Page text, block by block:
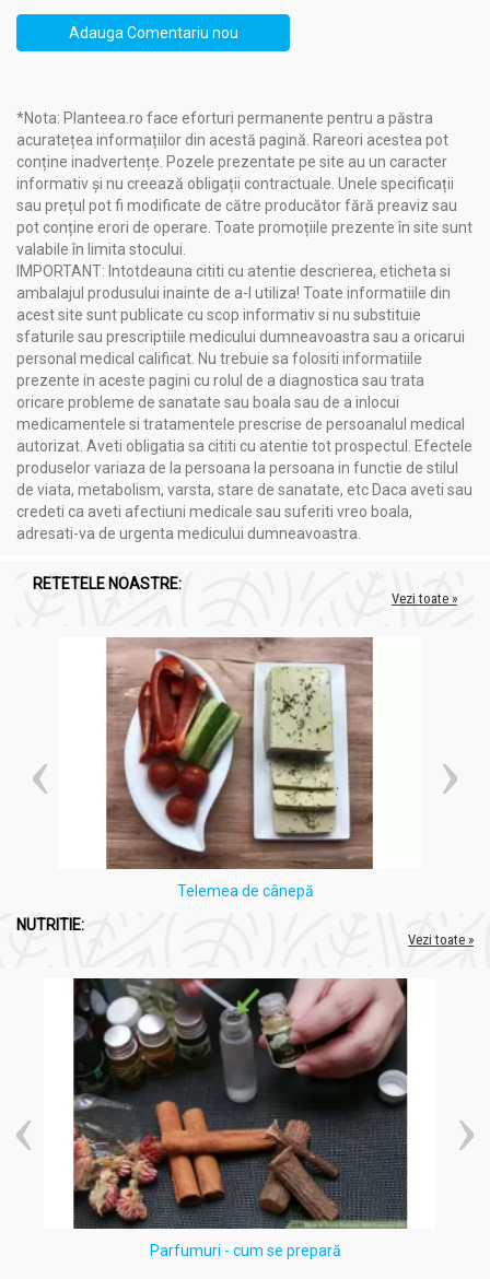
Busuioc ursesc (Allium Ursinum) (extract fluid
hidroalcoolic) - 30mg
Brândușă de primăvară (Ranunculus Ficaria) (extract
30mg
Excipienți naturali
Ingrediente 100% naturale
Produs in: România
Membru fondator "Planta Romanica"
Acțiuni și Recomandări:
UrsoMax [Detoxifiant eficient AntiAterogen] 40cp - ELIDOR
Beneficii:
Adjuvant Detoxifiant Eficient:Contribuie la eliminarea
eficientă a toxinelor din organism.
Antiaterogen:Ajută la reducerea riscului de
ateroscleroză, protejând arterele.
Mineralizant: Asigură aportul necesar de minerale
esențiale pentru echilibrul organismului.
Depurativ:Contribuie la curățarea și detoxifierea
Diuretic:Favorizează eliminarea excesului de lichide din
Hipotensor:Ajută la menținerea unei tensiuni arteriale
sănătoase.
Vasodilatator:Dilată vasele de sânge, facilitând
circulația și reducând tensiunea arterială.
Hipocolesterolemiant:Contribuie la scăderea nivelului de
colesterol în sânge.
Hipoglicemiant: Ajută la menținerea unui nivel adecvat al
glucozei în sânge.
Hemostatic:Sprijină oprirea sângerărilor și menținerea
coagulării normale.
Stomahic:Susține funcția stomacului și a tractului
Antihelmintic:
Indicații:
Profilaxia Aterosclerozei:Previne acumularea de plăci
de aterom pe pereții arterelor.
Controlul Sindromului Metabolic:Ajută la menținerea
unui metabolism sănătos și previne apariția neoplaziilor.
Probleme Tiroidiene:
Sprijină funcționarea tiroidiană în
cazuri de hipotiroidism sau hipertiroidism.
Diabet Zaharat Tip I și II:Contribuie la menținerea
echilibrului glucozei în sânge.
Dislipidemie Mixtă:Ajută în gestionarea nivelurilor
anormale de grăsimi din sânge.
Convalescență:Potențează recuperarea după perioade
Adauga Comentariu nou
*Nota: Planteea.ro face eforturi permanente pentru a păstra
acuratețea informațiilor din acestă pagină. Rareori acestea pot
conține inadvertențe. Pozele prezentate pe site au un caracter
informativ și nu creează obligații contractuale. Unele specificații
sau prețul pot fi modificate de către producător fără preaviz sau
pot conține erori de operare. Toate promoțiile prezente în site sunt
valabile în limita stocului.
IMPORTANT: Intotdeauna cititi cu atentie descrierea, eticheta si
ambalajul produsului inainte de a-l utiliza! Toate informatiile din
acest site sunt publicate cu scop informativ si nu substituie
sfaturile sau prescriptiile medicului dumneavoastra sau a oricarui
personal medical calificat. Nu trebuie sa folositi informatiile
prezente in aceste pagini cu rolul de a diagnostica sau trata
oricare probleme de sanatate sau boala sau de a inlocui
medicamentele si tratamentele prescrise de persoanalul medical
autorizat. Aveti obligatia sa cititi cu atentie tot prospectul. Efectele
produselor variaza de la persoana la persoana in functie de stilul
de viata, metabolism, varsta, stare de sanatate, etc Daca aveti sau
credeti ca aveti afectiuni medicale sau suferiti vreo boala,
adresati-va de urgenta medicului dumneavoastra.
RETETELE NOASTRE:
Vezi toate »
Telemea de cânepă
NUTRITIE:
Vezi toate »
Parfumuri - cum se prepară